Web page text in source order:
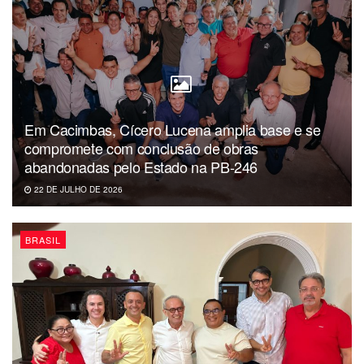
Em Cacimbas, Cícero Lucena amplia base e se
compromete com conclusão de obras
abandonadas pelo Estado na PB-246
22 DE JULHO DE 2026
BRASIL